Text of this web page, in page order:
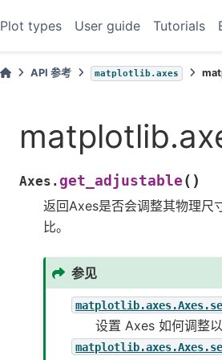
Plot types User guide Tutorials
API 参考 matplotlib.axes
Axes. get_adjustable ( )
返回Axes是否会调整其物理
比。
参见
设置 Axes 如何调整